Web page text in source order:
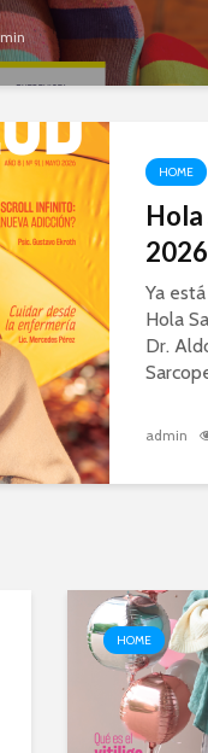
HOME
Hola
2026
Ya
Hola
Dr.
admin
HOME